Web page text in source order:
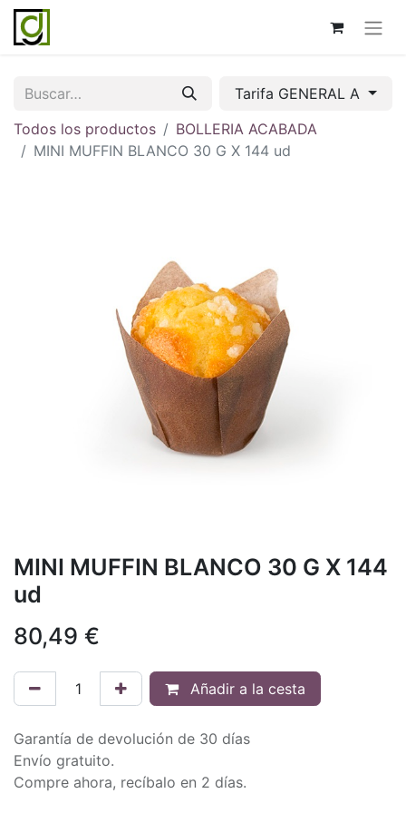
Tarifa GENERAL A
Todos los productos
BOLLERIA ACABADA
MINI MUFFIN BLANCO 30 G X 144 ud
MINI MUFFIN BLANCO 30 G X 144
ud
80,49 €
Añadir a la cesta
Garantía de devolución de 30 días
Envío gratuito.
Compre ahora, recíbalo en 2 días.